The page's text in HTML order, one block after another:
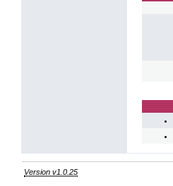
Version v1.0.25